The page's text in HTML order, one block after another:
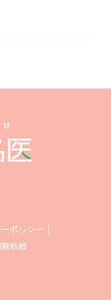
ポリシー
依頼